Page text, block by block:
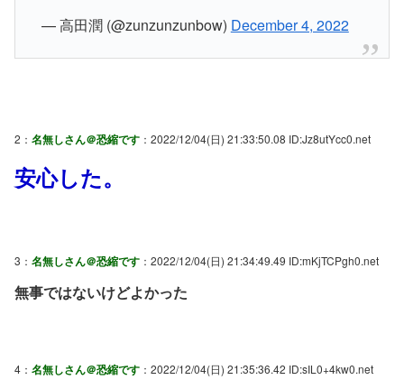
— 高田潤 (@zunzunzunbow) December 4, 2022
2： 名無しさん＠恐縮です ：2022/12/04(日) 21:33:50.08 ID:Jz8utYcc0.net
安心した。
3： 名無しさん＠恐縮です ：2022/12/04(日) 21:34:49.49 ID:mKjTCPgh0.net
無事ではないけどよかった
4： 名無しさん＠恐縮です ：2022/12/04(日) 21:35:36.42 ID:sIL0+4kw0.net